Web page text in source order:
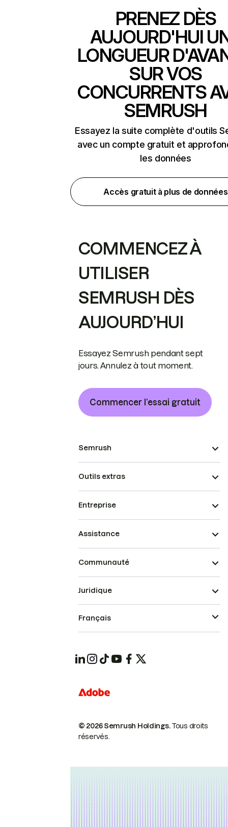
PRENEZ DÈS
AUJOURD'HUI
LONGUEUR
SUR VOS
CONCURRENTS
SEMRUSH
Essayez la suite complète d'outils
avec un compte gratuit et
les données
Accès gratuit à plus de données
COMMENCEZ À
UTILISER
SEMRUSH DÈS
AUJOURD’HUI
Essayez Semrush pendant sept
jours. Annulez à tout moment.
Commencer l’essai gratuit
Semrush
Outils extras
Entreprise
Assistance
Communauté
© 2026 Semrush Holdings.Tous droits
réservés.
Juridique
Français